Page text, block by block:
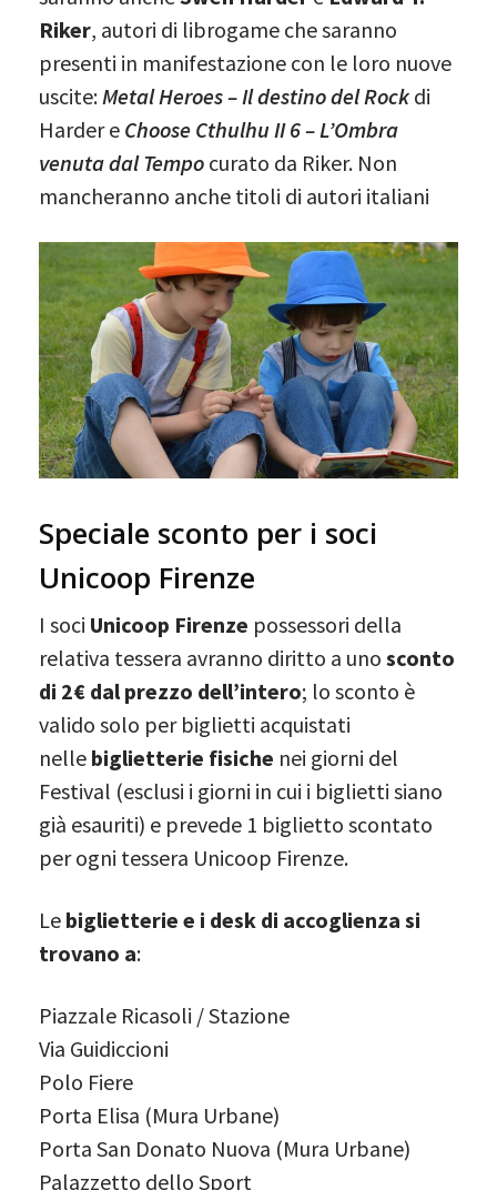
Riker, autori di librogame che saranno
presenti in manifestazione con le loro nuove
uscite:Metal Heroes – Il destino del Rockdi
Harder e Choose Cthulhu II 6 – L’Ombra
venuta dal Tempo curato da Riker. Non
mancheranno anche titoli di autori italiani
Speciale sconto per i soci
Unicoop Firenze
I soci Unicoop Firenze possessori della
relativa tessera avranno diritto a uno sconto
di 2€ dal prezzo dell’intero; lo sconto è
valido solo per biglietti acquistati
nelle biglietterie fisiche nei giorni del
Festival (esclusi i giorni in cui i biglietti siano
già esauriti) e prevede 1 biglietto scontato
per ogni tessera Unicoop Firenze.
Le biglietterie e i desk di accoglienza si
trovano a:
Piazzale Ricasoli / Stazione
Via Guidiccioni
Polo Fiere
Porta Elisa (Mura Urbane)
Porta San Donato Nuova (Mura Urbane)
Palazzetto dello Sport